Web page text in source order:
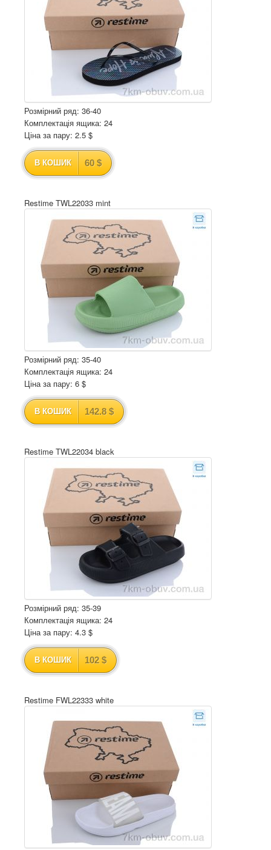
Розмірний ряд: 36-40
Комплектація ящика: 24
Ціна за пару: 2.5 $
В КОШИК 60 $
Restime TWL22033 mint
Розмірний ряд: 35-40
Комплектація ящика: 24
Ціна за пару: 6 $
В КОШИК 142.8 $
Restime TWL22034 black
Розмірний ряд: 35-39
Комплектація ящика: 24
Ціна за пару: 4.3 $
В КОШИК 102 $
Restime FWL22333 white